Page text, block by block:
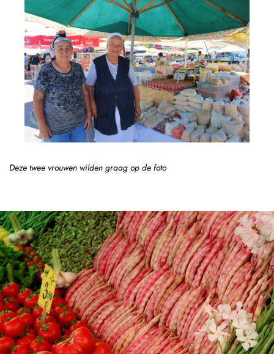
Deze twee vrouwen wilden graag op de foto